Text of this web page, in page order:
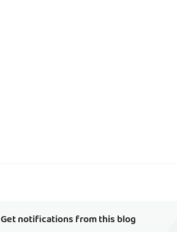
Get notifications from this blog